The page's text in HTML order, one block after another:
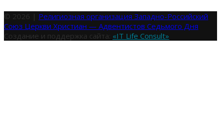
© 2026 | Религиозная организация Западно-Российский
Союз Церкви Христиан — Адвентистов Седьмого Дня
Создание и поддержка сайта: «IT Life Consult»